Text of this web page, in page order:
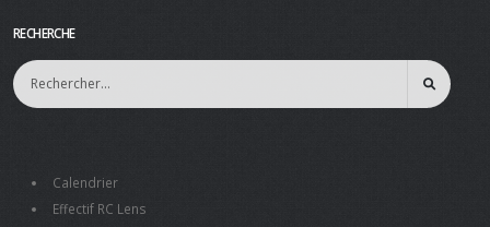
RECHERCHE
Calendrier
Effectif RC Lens